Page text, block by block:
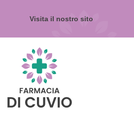
Visita il nostro sito
Farmacia
Cuvio